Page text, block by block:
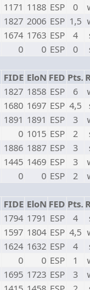
1171 1188 ESP 0
1827 2006 ESP 1,5
1674 1763 ESP 4
0 0 ESP 0
FIDE EloN FED Pts.
1827 1858 ESP 6
1680 1697 ESP 4,5
1891 1891 ESP 3
0 1015 ESP 2
1886 1887 ESP 3
1445 1469 ESP 3
0 0 ESP 2
FIDE EloN FED Pts.
1794 1791 ESP 4
1597 1804 ESP 4,5
1624 1632 ESP 4
0 0 ESP 1
1695 1723 ESP 3